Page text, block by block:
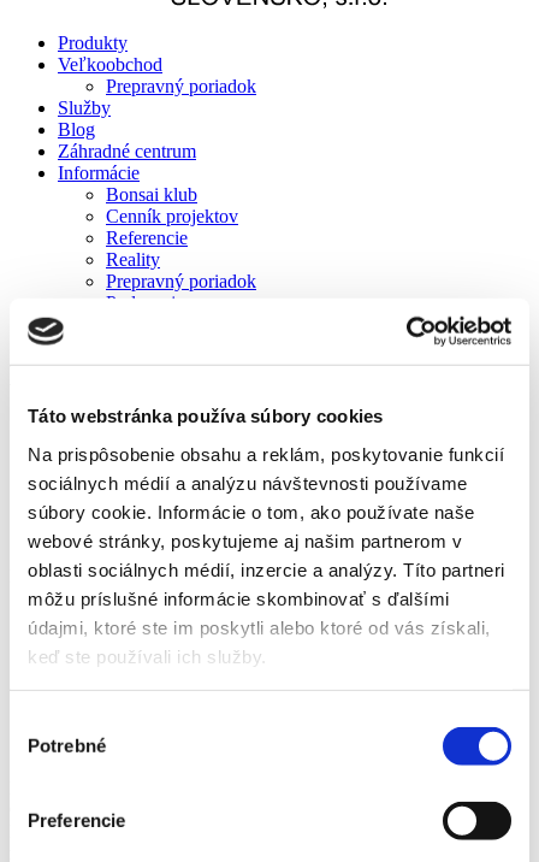
Táto webstránka používa súbory cookies
Na prispôsobenie obsahu a reklám, poskytovanie funkcií
sociálnych médií a analýzu návštevnosti používame
súbory cookie. Informácie o tom, ako používate naše
webové stránky, poskytujeme aj našim partnerom v
oblasti sociálnych médií, inzercie a analýzy. Títo partneri
môžu príslušné informácie skombinovať s ďalšími
údajmi, ktoré ste im poskytli alebo ktoré od vás získali,
keď ste používali ich služby.
súhlasu
Potrebné
Preferencie
Produkty
Veľkoobchod
Prepravný poriadok
Služby
Blog
Záhradné centrum
Informácie
Bonsai klub
Cenník projektov
Referencie
Reality
Prepravný poriadok
Podporujeme
Kontakt
Detail produktu
Domov
Produkty
Hnojivá, herbicídy, prípravky
Hnojivá
Prírodné
Hoštické hnojivo na ihličnany, okrasné kríky
Hoštické hnojivo na ihličnany, okrasné kríky
Domov
Produkty
Hoštické hnojivo na ihličnany, okrasné kríky
Čisto prírodný produkt bez prídavku priemyselných zložiek.
Dodáva rastlinám potrebné živiny a výrazne aktivuje pôdnu